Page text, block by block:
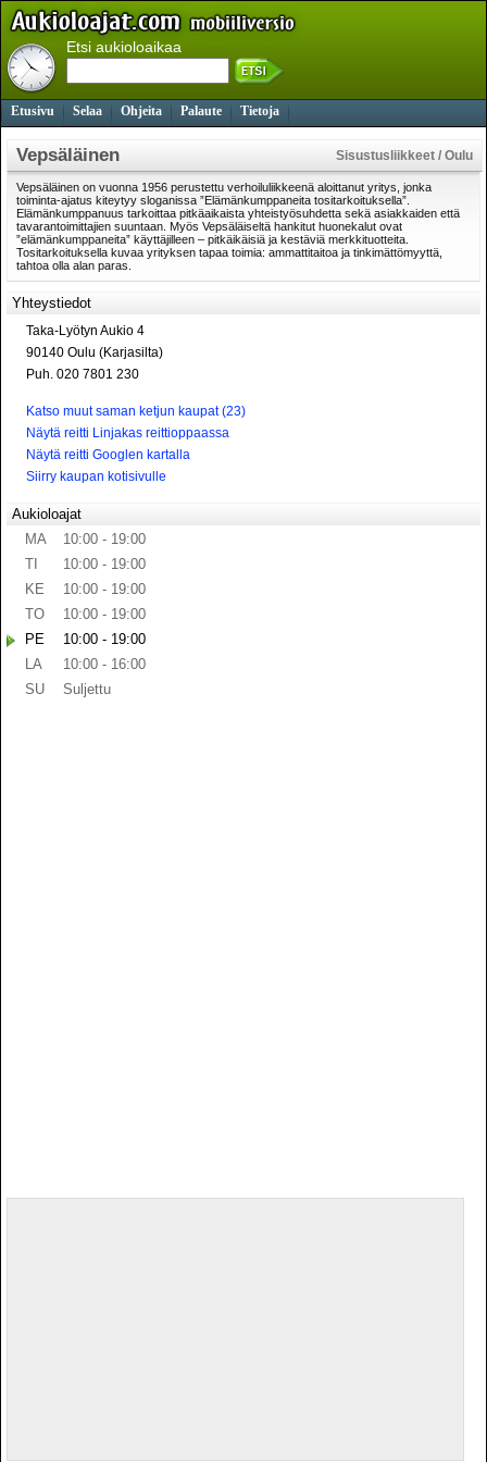
Etsi aukioloaikaa
Etusivu Selaa Ohjeita Palaute Tietoja
Vepsäläinen Sisustusliikkeet / Oulu
Vepsäläinen on vuonna 1956 perustettu verhoiluliikkeenä aloittanut yritys, jonka
toiminta-ajatus kiteytyy sloganissa ”Elämänkumppaneita tositarkoituksella”.
Elämänkumppanuus tarkoittaa pitkäaikaista yhteistyösuhdetta sekä asiakkaiden että
tavarantoimittajien suuntaan. Myös Vepsäläiseltä hankitut huonekalut ovat
”elämänkumppaneita” käyttäjilleen – pitkäikäisiä ja kestäviä merkkituotteita.
Tositarkoituksella kuvaa yrityksen tapaa toimia: ammattitaitoa ja tinkimättömyyttä,
tahtoa olla alan paras.
Yhteystiedot
Taka-Lyötyn Aukio 4
90140 Oulu (Karjasilta)
Puh. 020 7801 230
Katso muut saman ketjun kaupat (23)
Näytä reitti Linjakas reittioppaassa
Näytä reitti Googlen kartalla
Siirry kaupan kotisivulle
Aukioloajat
MA
10:00 - 19:00
TI
10:00 - 19:00
KE
10:00 - 19:00
TO
10:00 - 19:00
PE
10:00 - 19:00
LA
10:00 - 16:00
SU
Suljettu